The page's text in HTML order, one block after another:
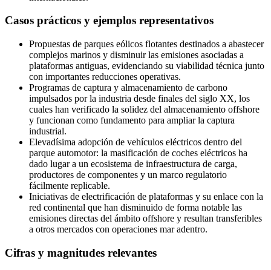
Casos prácticos y ejemplos representativos
Propuestas de parques eólicos flotantes destinados a abastecer
complejos marinos y disminuir las emisiones asociadas a
plataformas antiguas, evidenciando su viabilidad técnica junto
con importantes reducciones operativas.
Programas de captura y almacenamiento de carbono
impulsados por la industria desde finales del siglo XX, los
cuales han verificado la solidez del almacenamiento offshore
y funcionan como fundamento para ampliar la captura
industrial.
Elevadísima adopción de vehículos eléctricos dentro del
parque automotor: la masificación de coches eléctricos ha
dado lugar a un ecosistema de infraestructura de carga,
productores de componentes y un marco regulatorio
fácilmente replicable.
Iniciativas de electrificación de plataformas y su enlace con la
red continental que han disminuido de forma notable las
emisiones directas del ámbito offshore y resultan transferibles
a otros mercados con operaciones mar adentro.
Cifras y magnitudes relevantes